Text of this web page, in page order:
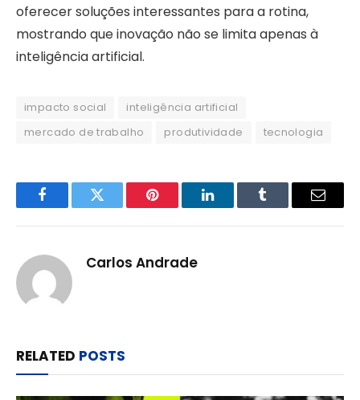
oferecer soluções interessantes para a rotina,
mostrando que inovação não se limita apenas à
inteligência artificial.
impacto social
inteligência artificial
mercado de trabalho
produtividade tecnologia
FacebookTwitter Pinterest LinkedInTumblr Email
Carlos Andrade
RELATED POSTS